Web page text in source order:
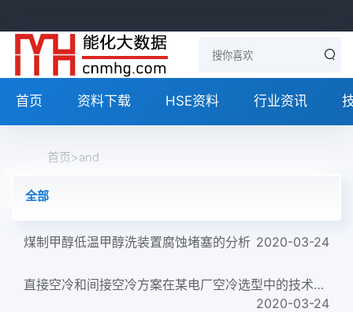
首页 资料下载 HSE资料 行业资讯
首页>and
全部
煤制甲醇低温甲醇洗装置腐蚀堵塞的分析 2020-03-24
直接空冷和间接空冷方案在某电厂空冷选型中的技术经济比较
2020-03-24